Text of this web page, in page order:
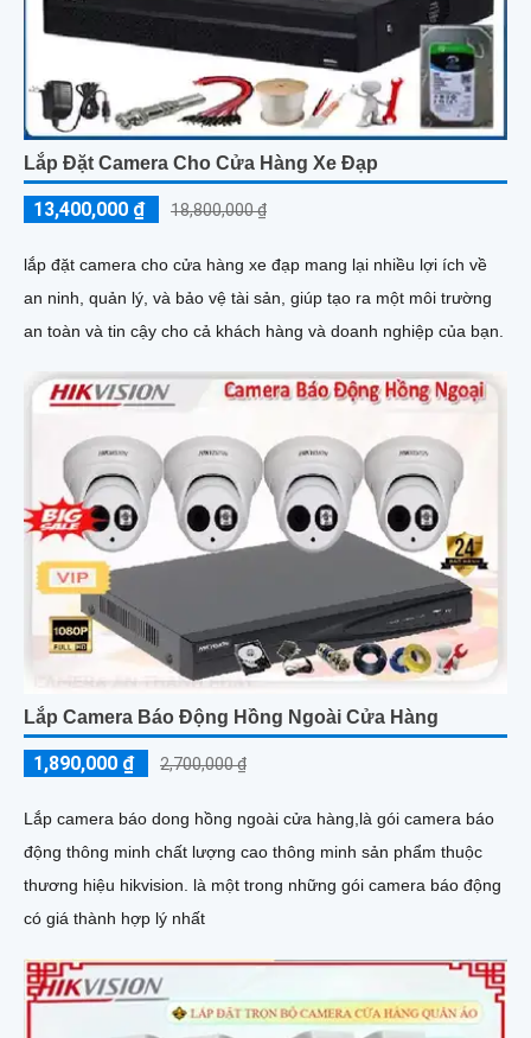
Lắp Đặt Camera Cho Cửa Hàng Xe Đạp
13,400,000 ₫ 18,800,000 ₫
lắp đặt camera cho cửa hàng xe đạp mang lại nhiều lợi ích về
an ninh, quản lý, và bảo vệ tài sản, giúp tạo ra một môi trường
an toàn và tin cậy cho cả khách hàng và doanh nghiệp của bạn.
Lắp Camera Báo Động Hồng Ngoài Cửa Hàng
1,890,000 ₫ 2,700,000 ₫
Lắp camera báo dong hồng ngoài cửa hàng,là gói camera báo
động thông minh chất lượng cao thông minh sản phẩm thuộc
thương hiệu hikvision. là một trong những gói camera báo động
có giá thành hợp lý nhất